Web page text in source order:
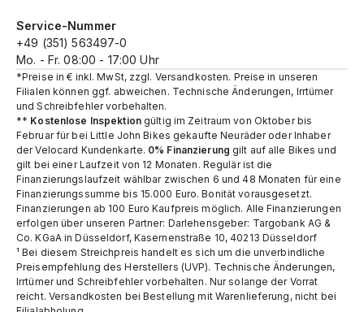
Service-Nummer
+49 (351) 563497-0
Mo. - Fr. 08:00 - 17:00 Uhr
*Preise in € inkl. MwSt, zzgl. Versandkosten. Preise in unseren
Filialen können ggf. abweichen. Technische Änderungen, Irrtümer
und Schreibfehler vorbehalten.
** Kostenlose Inspektiongültig im Zeitraum von Oktober bis
Februar für bei Little John Bikes gekaufte Neuräder oder Inhaber
der Velocard Kundenkarte. 0% Finanzierung gilt auf alle Bikes und
gilt bei einer Laufzeit von 12 Monaten. Regulär ist die
Finanzierungslaufzeit wählbar zwischen 6 und 48 Monaten für eine
Finanzierungssumme bis 15.000 Euro. Bonität vorausgesetzt.
Finanzierungen ab 100 Euro Kaufpreis möglich. Alle Finanzierungen
erfolgen über unseren Partner: Darlehensgeber: Targobank AG &
Co. KGaA in Düsseldorf, Kasernenstraße 10, 40213 Düsseldorf
¹ Bei diesem Streichpreis handelt es sich um die unverbindliche
Preisempfehlung des Herstellers (UVP). Technische Änderungen,
Irrtümer und Schreibfehler vorbehalten. Nur solange der Vorrat
reicht.​ Versandkosten bei Bestellung mit Warenlieferung, nicht bei